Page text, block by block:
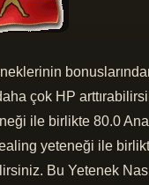
bonuslarından
çok HP
ile birlikte 80.0
yeteneği ile
Bu Yetenek